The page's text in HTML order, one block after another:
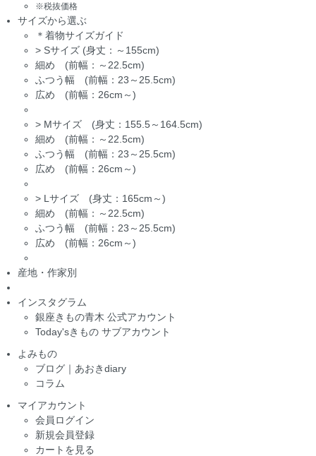
※税抜価格
サイズから選ぶ
＊着物サイズガイド
> Sサイズ (身丈：～155cm)
細め (前幅：～22.5cm)
ふつう幅 (前幅：23～25.5cm)
広め (前幅：26cm～)
> Mサイズ (身丈：155.5～164.5cm)
細め (前幅：～22.5cm)
ふつう幅 (前幅：23～25.5cm)
広め (前幅：26cm～)
> Lサイズ (身丈：165cm～)
細め (前幅：～22.5cm)
ふつう幅 (前幅：23～25.5cm)
広め (前幅：26cm～)
産地・作家別
インスタグラム
銀座きもの青木 公式アカウント
Today'sきもの サブアカウント
よみもの
ブログ｜あおきdiary
コラム
マイアカウント
会員ログイン
新規会員登録
カートを見る